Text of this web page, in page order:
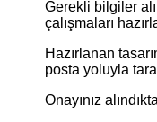
Gerekli bilgiler
çalışmaları
Hazırlanan
posta yoluyla
Onayınız